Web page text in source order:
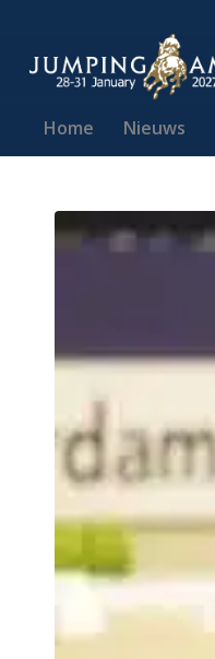
Home Nieuws